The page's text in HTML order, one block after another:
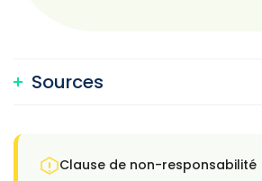
Sources
Clause de non-responsabilité